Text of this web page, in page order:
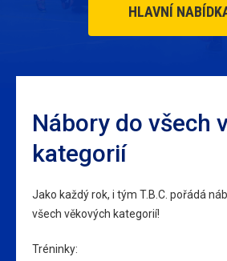
HLAVNÍ
Nábory do všech
kategorií
Jako každý rok, i tým T.B.C. pořádá
všech věkových kategorií!
Tréninky: